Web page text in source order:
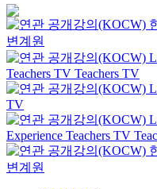
변계원
Teachers TV Teachers TV
TV
Experience Teachers TV
변계원